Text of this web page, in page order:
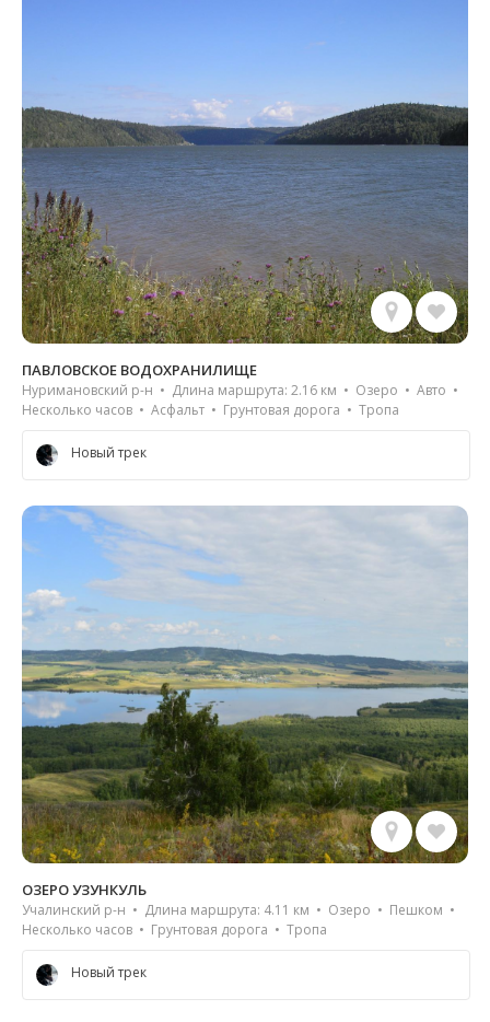
ПАВЛОВСКОЕ ВОДОХРАНИЛИЩЕ
Нуримановский р-н • Длина маршрута: 2.16 км • Озеро • Авто •
Несколько часов • Асфальт • Грунтовая дорога • Тропа
Новый трек
ОЗЕРО УЗУНКУЛЬ
Учалинский р-н • Длина маршрута: 4.11 км • Озеро • Пешком •
Несколько часов • Грунтовая дорога • Тропа
Новый трек